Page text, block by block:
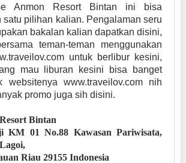
Anmon Resort Bintan ini bisa
satu pilihan kalian. Pengalaman seru
bakalan kalian dapatkan disini,
teman-teman menggunakan
untuk berlibur kesini,
mau liburan kesini bisa banget
www.traveilov.com nih
promo juga sih disini.
Bintan
KM 01 No.88 Kawasan Pariwisata,
Riau 29155 Indonesia